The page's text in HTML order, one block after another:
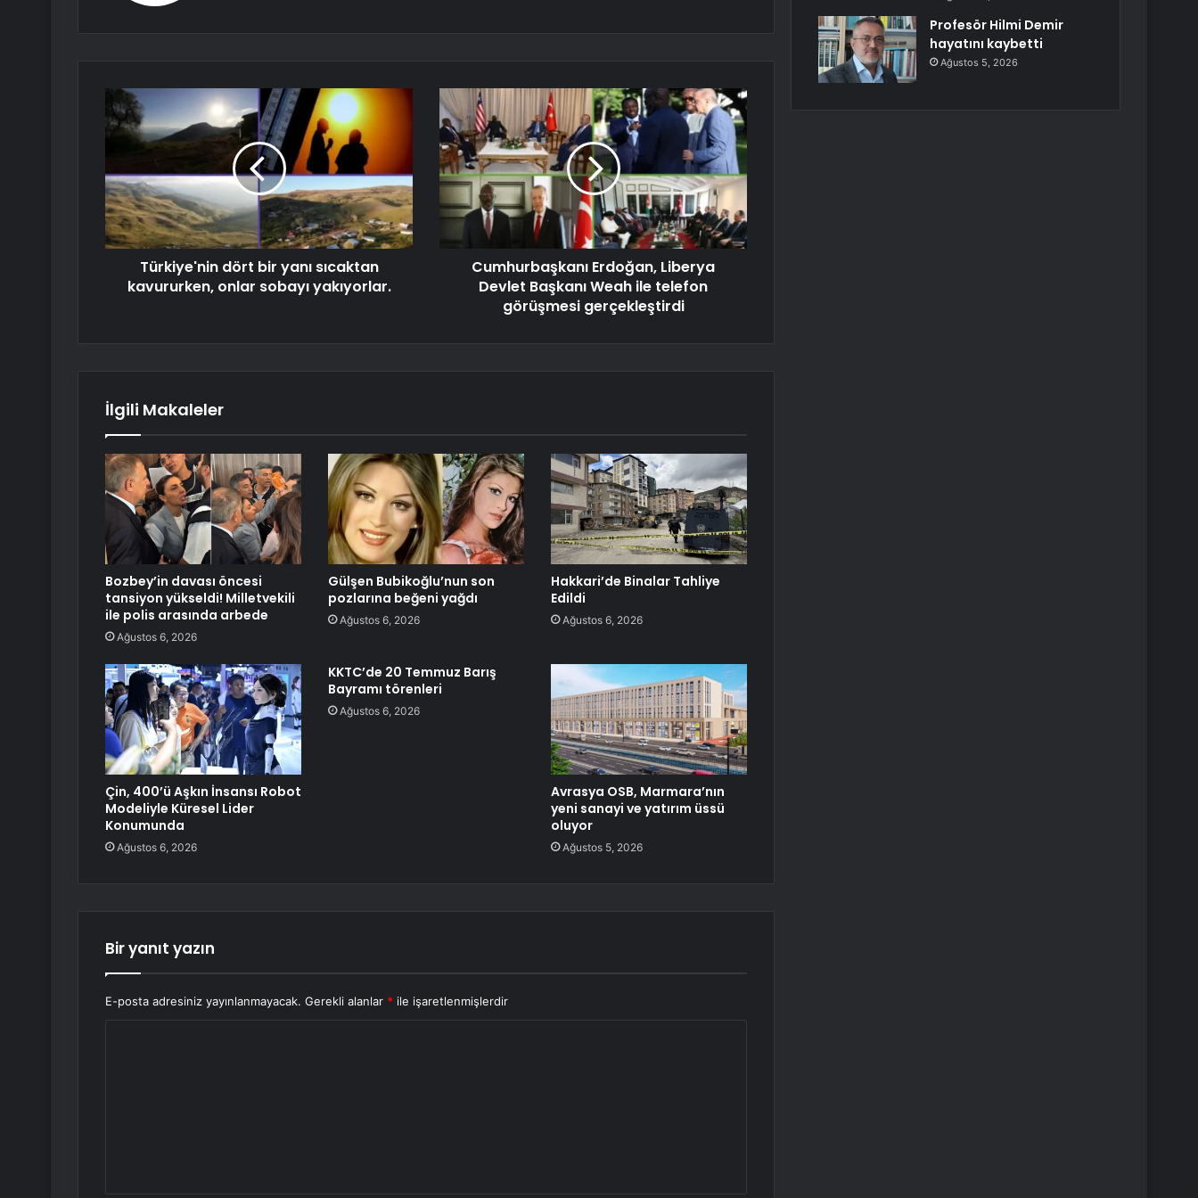
Türkiye'nin dört bir yanı sıcaktan
kavururken, onlar sobayı yakıyorlar.
Cumhurbaşkanı Erdoğan, Liberya
Devlet Başkanı Weah ile telefon
görüşmesi gerçekleştirdi
İlgili Makaleler
Bozbey’in davası öncesi
tansiyon yükseldi! Milletvekili
ile polis arasında arbede
Ağustos 6, 2026
Gülşen Bubikoğlu’nun son
pozlarına beğeni yağdı
Ağustos 6, 2026
Hakkari’de Binalar Tahliye
Edildi
Ağustos 6, 2026
Çin, 400’ü Aşkın İnsansı Robot
Modeliyle Küresel Lider
Konumunda
Ağustos 6, 2026
KKTC’de 20 Temmuz Barış
Bayramı törenleri
Ağustos 6, 2026
Avrasya OSB, Marmara’nın
yeni sanayi ve yatırım üssü
oluyor
Ağustos 5, 2026
Bir yanıt yazın
E-posta adresiniz yayınlanmayacak. Gerekli alanlar * ile işaretlenmişlerdir
Profesör Hilmi Demir
hayatını kaybetti
Ağustos 5, 2026